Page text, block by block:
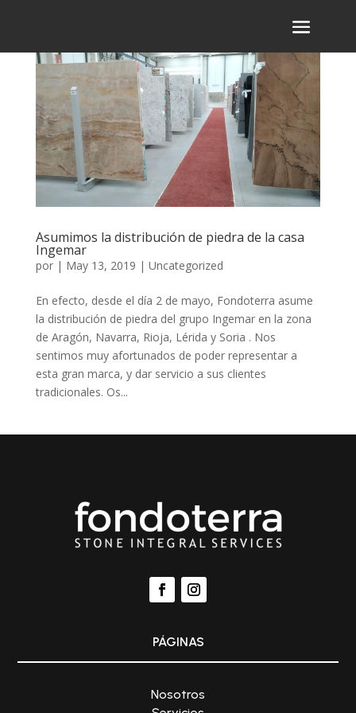
Asumimos la distribución de piedra de la casa
Ingemar
por | May 13, 2019 | Uncategorized
En efecto, desde el día 2 de mayo, Fondoterra asume
la distribución de piedra del grupo Ingemar en la zona
de Aragón, Navarra, Rioja, Lérida y Soria . Nos
sentimos muy afortunados de poder representar a
esta gran marca, y dar servicio a sus clientes
tradicionales. Os...
PÁGINAS
Nosotros